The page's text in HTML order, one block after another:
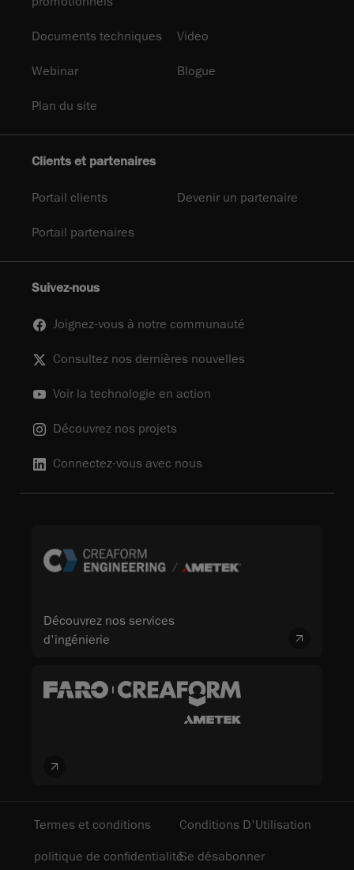
Documents techniques Video
Webinar Blogue
Plan du site
Clients et partenaires
Portail clients Devenir un partenaire
Portail partenaires
Suivez-nous
Joignez-vous à notre communauté
Consultez nos dernières nouvelles
Voir la technologie en action
Découvrez nos projets
Connectez-vous avec nous
Découvrez nos services
d'ingénierie
Termes et conditions
Conditions D'Utilisation
politique de confidentialitéSe désabonner